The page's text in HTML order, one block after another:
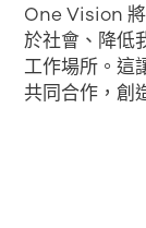
One Vision
於社會、降低
工作場所。這
共同合作，創